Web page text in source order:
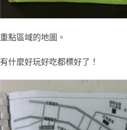
重點區域的地圖。
有什麼好玩好吃都標好了！